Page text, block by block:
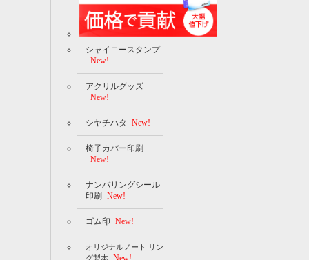
シャイニースタンプ
New!
アクリルグッズ
New!
シヤチハタ New!
椅子カバー印刷
New!
ナンバリングシール
印刷
New!
ゴム印 New!
オリジナルノート リン
グ製本